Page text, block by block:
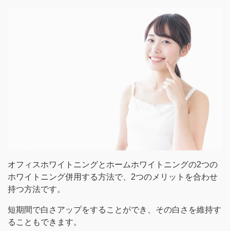
オフィスホワイトニングとホームホワイトニングの2つの
ホワイトニング併用する方法で、2つのメリットを合わせ
持つ方法です。
短期間で白さアップをすることができ、その白さを維持す
ることもできます。